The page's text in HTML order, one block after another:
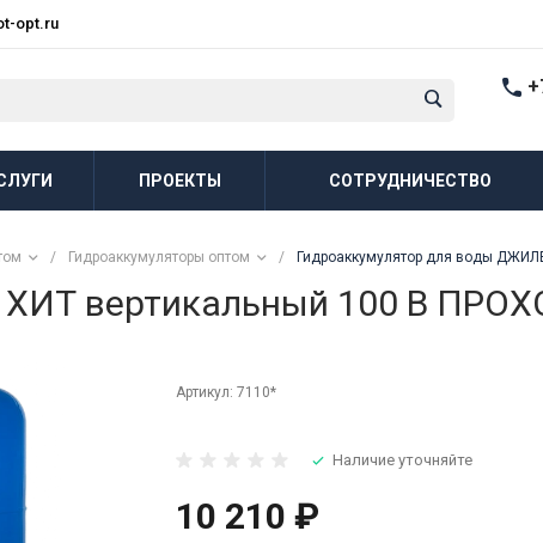
opt.ru
ПРОЕКТЫ СОТРУДНИЧЕСТВО
/ Гидроаккумуляторы оптом / Гидроаккумулятор для воды
вертикальный 100 В
Артикул: 7110*
Наличие уточняйте
10 210 ₽